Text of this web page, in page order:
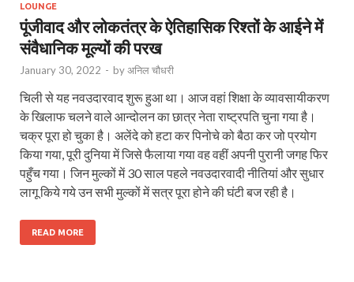
LOUNGE
पूंजीवाद और लोकतंत्र के ऐतिहासिक रिश्तों के आईने में
संवैधानिक मूल्यों की परख
January 30, 2022 - byअनिल चौधरी
चिली से यह नवउदारवाद शुरू हुआ था। आज वहां शिक्षा के व्यावसायीकरण
के खिलाफ चलने वाले आन्दोलन का छात्र नेता राष्ट्रपति चुना गया है।
चक्र पूरा हो चुका है। अलेंदे को हटा कर पिनोचे को बैठा कर जो प्रयोग
किया गया, पूरी दुनिया में जिसे फैलाया गया वह वहीं अपनी पुरानी जगह फिर
पहुँच गया। जिन मुल्कों में 30 साल पहले नवउदारवादी नीतियां और सुधार
लागू किये गये उन सभी मुल्कों में सत्र पूरा होने की घंटी बज रही है।
READ MORE